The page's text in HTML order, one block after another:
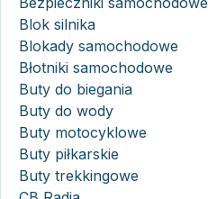
Blok silnika
Blokady samochodowe
Błotniki samochodowe
Buty do biegania
Buty do wody
Buty motocyklowe
Buty piłkarskie
Buty trekkingowe